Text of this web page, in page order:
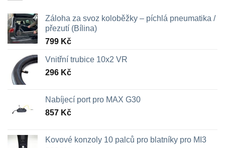
Záloha za svoz koloběžky – píchlá pneumatika /
přezutí (Bílina)
799 Kč
Vnitřní trubice 10x2 VR
296 Kč
Nabíjecí port pro MAX G30
857 Kč
Kovové konzoly 10 palců pro blatníky pro MI3